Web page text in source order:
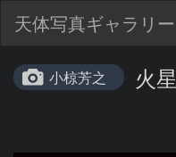
天体写真ギャラリー
小椋芳之 火星